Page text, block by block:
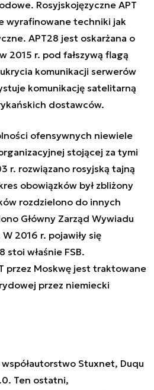
Rosyjskojęzyczne APT
wyrafinowane techniki jak
APT28 jest oskarżana o
2015 r. pod fałszywą flagą
komunikacji serwerów
komunikację satelitarną
dostawców.
ofensywnych niewiele
stojącej za tymi
r. rozwiązano rosyjską tajną
obowiązków był zbliżony
rozdzielono do innych
Główny Zarząd Wywiadu
W 2016 r. pojawiły się
stoi właśnie FSB.
przez Moskwę jest traktowane
przez niemiecki
Stuxnet, Duqu
. Ten ostatni,